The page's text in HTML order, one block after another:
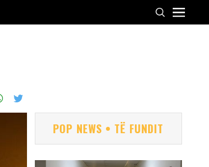
POP NEWS • TË FUNDIT